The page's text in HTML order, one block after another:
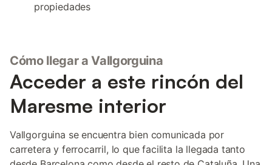
propiedades
Cómo llegar a Vallgorguina
Acceder a este rincón del
Maresme interior
Vallgorguina se encuentra bien comunicada por
carretera y ferrocarril, lo que facilita la llegada tanto